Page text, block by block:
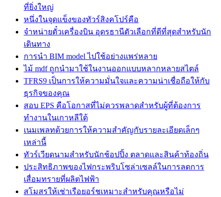
ที่ยิ่งใหญ่
หนึ่งในจุดแข็งของทัวร์สิงคโปร์คือ
จำหน่ายตั๋วเครื่องบิน อุดรธานีตัวเลือกที่ดีที่สุดสำหรับนัก
เดินทาง
การนำ BIM model ไปใช้อย่างแพร่หลาย
ไม้ mdf ถูกนำมาใช้ในงานออกแบบหลากหลายสไตล์
TFRS9 เป็นการให้ความมั่นใจและความน่าเชื่อถือให้กับ
ธุรกิจของคุณ
สอบ EPS คือโอกาสที่ไม่ควรพลาดสำหรับผู้ที่ต้องการ
ทำงานในเกาหลีใต้
เนมเพลทด้วยการให้ความสำคัญกับรายละเอียดเล็กๆ
เหล่านี้
ทัวร์เวียดนามสำหรับนักช้อปปิ้ง ตลาดและสินค้าท้องถิ่น
ประสิทธิภาพของไฟกระพริบโซล่าเซลล์ในการลดการ
เสื่อมทรายที่ผลิตไฟฟ้า
สโมสรให้เช่าเรือยอร์ชเหมาะสำหรับคุณหรือไม่